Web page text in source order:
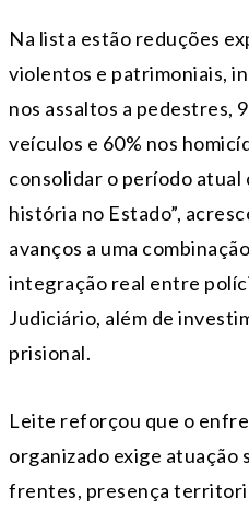
Na lista estão reduções
violentos e patrimoniais,
nos assaltos a pedestres,
veículos e 60% nos
consolidar o período atual
história no Estado”,
avanços a uma
integração real entre
Judiciário, além de
prisional.
Leite reforçou que o
organizado exige
frentes, presença